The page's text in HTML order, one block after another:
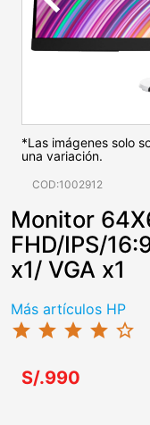
*Las imágenes solo
una variación.
COD:1002912
Monitor
FHD/IPS/
x1/ VGA x1
Más artículos HP
star star star star star_border
S/.990